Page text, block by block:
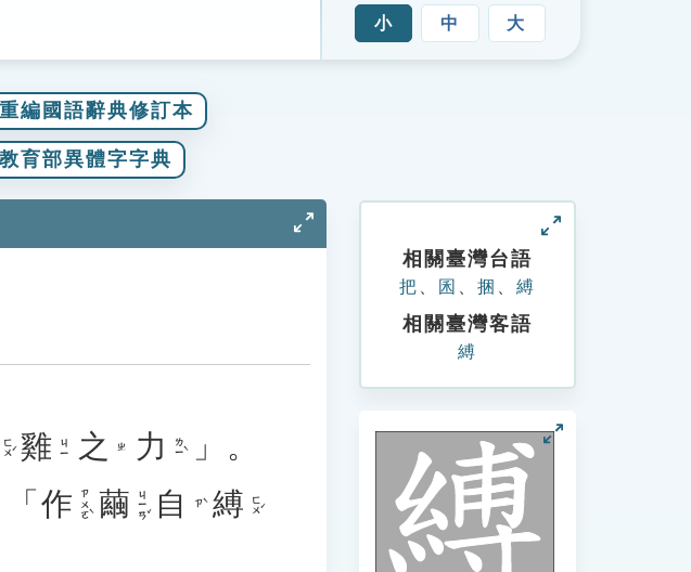
小 中 大
編國語辭典修訂本
教育部異體字字典
ㄈㄨˊ 雞 ㄐㄧ 之 ㄓ 力 ㄌㄧˋ
」。
作 ㄗㄨㄛˋ 繭 ㄐㄧㄢˇ 自 ㄗˋ 縛 ㄈㄨˊ
相關臺灣台語
把 囷 捆 縛
相關臺灣客語
縛